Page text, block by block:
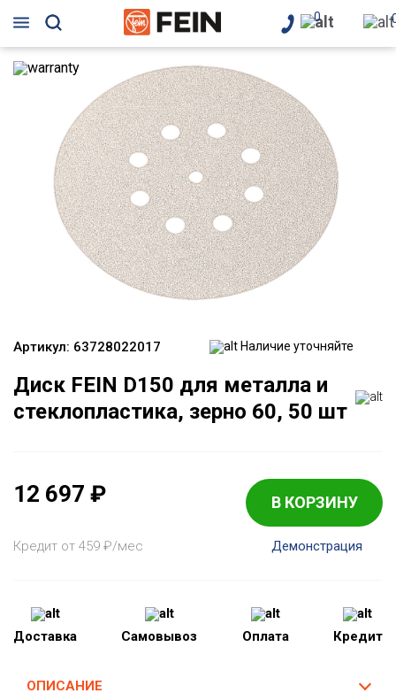
0
Артикул: 63728022017 Наличие уточняйте
Диск FEIN D150 для металла и
стеклопластика, зерно 60, 50 шт
12 697 ₽ В КОРЗИНУ
Кредит от 459 ₽/мес Демонстрация
Доставка Самовывоз Оплата Кредит
ОПИСАНИЕ